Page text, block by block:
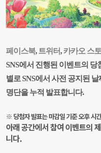
페이스북,트위터,카카오 스
SNS에서 진행된 이벤트의
별로 SNS에서 사전 공지된
명단을 누적 발표합니다.
※ 당첨자 발표는마감일 기준 오후 시
아래 공간에서 참여 이벤트의
니다.